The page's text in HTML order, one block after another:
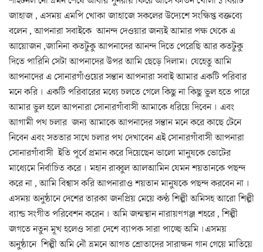
জাহাজ , এসময় এমপি খোকা জাহাজে সকলের উদ্যেশে সংক্ষিপ্ত বক্তব্যে
বলেন , আপনারা সবাইকে আনন্দ দেওয়ার জন্যই আমার পক্ষ থেকে এ
আয়োজন ,জানিনা কতটুকু আপনাদের আনন্দ দিতে পেরেছি আর কতটুকু
দিতে পারিনি সেটা আপনাদের উপর আমি ছেড়ে দিলাম। যেহেতু আমি
আপনাদের এ সোনারগাঁওয়ের সন্তান আপনারা সবাই আমার একটি পরিবার
মনে করি । একটি পরিবারের মধ্যে চলতে গেলে কিছু না কিছু ভুল হতে পারে
আমার ভুল হলে আপনারা সোনারগাঁবাসী আমাকে ধরিয়ে দিবেন । এবং
আগামী পথ চলার জন্য আমাকে আপনাদের সন্তান মনে করে কাছে টেনে
নিবেন এবং সততার সাথে চলার পথ দেখাবেন এই সোনারগাঁবাসী আপনারা
সোনারগাঁবাসী ইতি পূর্বে প্রমান করে দিয়েছেন ভালো মানুষকে ভোটের
মাধ্যেমে নির্বাচিত করে । মহান রাব্বুল আলআমিন যেমন শয়তানকে পছন্দ
করে না , আমি বিশ্বাস করি আপনারাও শয়তান মানুষকে পছন্দ করবেন না ।
এসময় অনুষ্ঠানে দেশের তারকা জনপ্রিয় মেয়ে কন্ঠ শিল্পী অমিসহ আরো শিল্পী
ব্যান্ড সংগীত পরিবেশন করেন । অমি জন্মস্থান নারায়ণগঞ্জ শহরে , শিল্পী
জগতে নতুন মূখ হলেও সারা দেশে ব্যাপক সারা পাচ্ছে অমি ।এসময়
অনুষ্ঠানে শিল্পী অমি নৌ ভ্রমনে আগত শ্রোতাদের সারাক্ষন গান গেয়ে মাতিয়ে